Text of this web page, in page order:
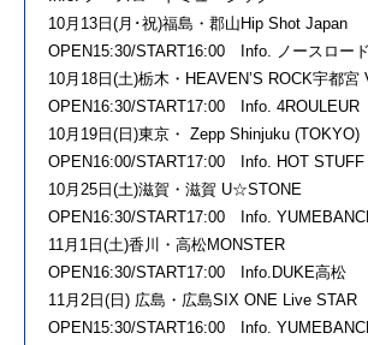
10月13日(月･祝)福島・郡山Hip Shot Japan
OPEN15:30/START16:00 Info. ノースロー
10月18日(土)栃木・HEAVEN’S ROCK宇都
OPEN16:30/START17:00 Info. 4ROULEUR
10月19日(日)東京・ Zepp Shinjuku
OPEN16:00/START17:00 Info. HOT STUFF
10月25日(土)滋賀・滋賀 U☆STONE
OPEN16:30/START17:00 Info.
11月1日(土)香川・高松MONSTER
OPEN16:30/START17:00 Info.DUKE高松
11月2日(日) 広島・広島SIX ONE Live STAR
OPEN15:30/START16:00 Info.